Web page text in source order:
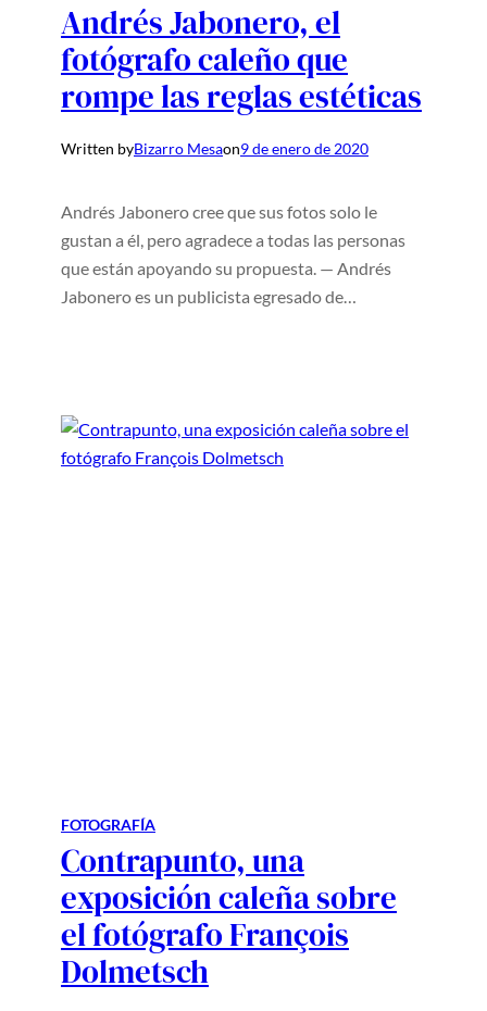
Andrés Jabonero, el
fotógrafo caleño que
rompe las reglas estéticas
Written byBizarro Mesaon9 de enero de 2020
Andrés Jabonero cree que sus fotos solo le
gustan a él, pero agradece a todas las personas
que están apoyando su propuesta. — Andrés
Jabonero es un publicista egresado de…
FOTOGRAFÍA
Contrapunto, una
exposición caleña sobre
el fotógrafo François
Dolmetsch